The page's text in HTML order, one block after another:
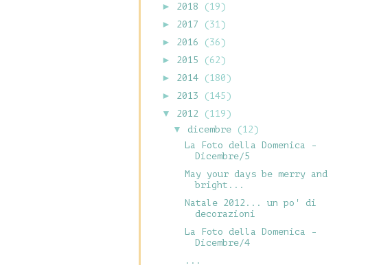
►
2018
(19)
►
2017
(31)
►
2016
(36)
►
2015
(62)
► 2014
(180)
► 2013
(145)
▼ 2012
(119)
▼ dicembre
(12)
La Foto della Domenica -
Dicembre/5
May your days be merry and
bright...
Natale 2012... un po' di
decorazioni
La Foto della Domenica -
Dicembre/4
...